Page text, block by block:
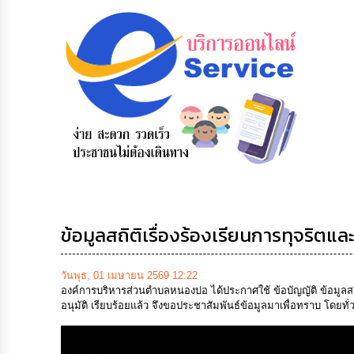
ข้อมูลการ
สายด่วนผู้
บริหาร
รับฟังความ
คิดเห็น
ประชาชน
ข้อมูลสถิติเรื่องร้องเรียนการทุจริตแ
วันพุธ, 01 เมษายน 2569 12:22
องค์การบริหารส่วนตำบลหนองบ่อ ได้ประกาศใช้ ข้อบัญญัติ ข้อมูลส
อนุมัติ เรียบร้อยแล้ว จึงขอประชาสัมพันธ์ข้อมูลมาเพื่อทราบ โดยทั่